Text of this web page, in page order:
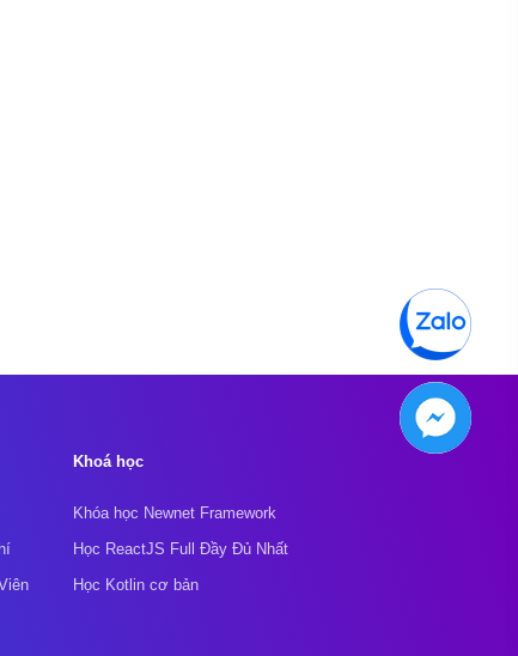
Khoá học
Khóa học Newnet Framework
Học ReactJS Full Đầy Đủ Nhất
Học Kotlin cơ bản